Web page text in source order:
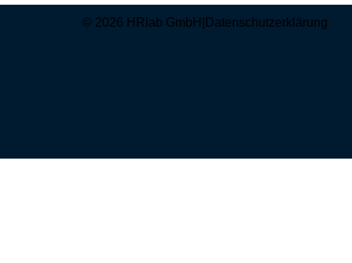
© 2026 HRlab GmbH Datenschutzerklärung